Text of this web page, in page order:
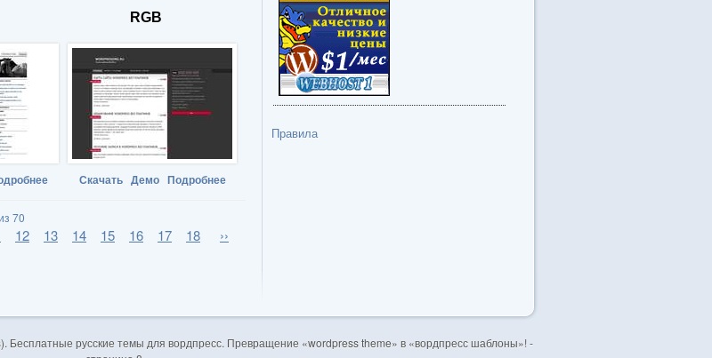
RGB
Скачать Демо Подробнее
70
12 13 14 15 16 17 18 ››
Правила
русские темы для вордпресс. Превращение «wordpress theme» в «вордпресс шаблоны»! -